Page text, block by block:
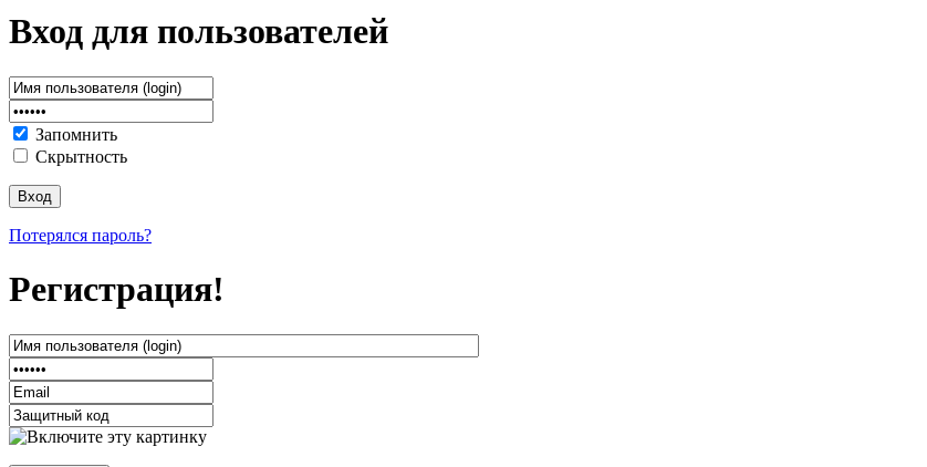
Вход для пользователей
Запомнить
Скрытность
Потерялся пароль?
Регистрация!